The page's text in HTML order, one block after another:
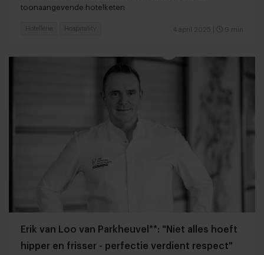
toonaangevende hotelketen
4 april 2025 9 min
Hotellerie Hospitality
Erik van Loo van Parkheuvel**: "Niet alles hoeft
hipper en frisser - perfectie verdient respect"